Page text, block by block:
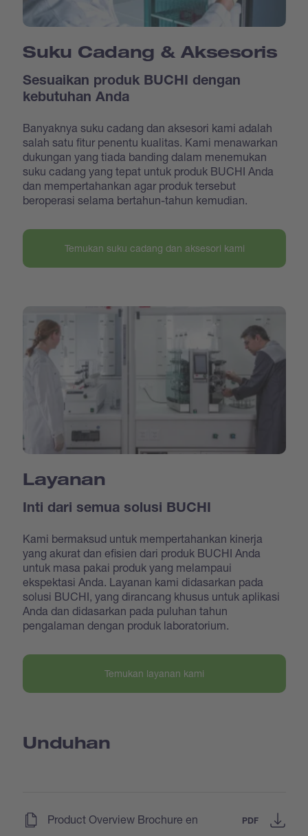
Suku Cadang & Aksesoris
Sesuaikan produk BUCHI dengan
kebutuhan Anda
Banyaknya suku cadang dan aksesori kami adalah
salah satu fitur penentu kualitas. Kami menawarkan
dukungan yang tiada banding dalam menemukan
suku cadang yang tepat untuk produk BUCHI Anda
dan mempertahankan agar produk tersebut
beroperasi selama bertahun-tahun kemudian.
Temukan suku cadang dan aksesori kami
Layanan
Inti dari semua solusi BUCHI
Kami bermaksud untuk mempertahankan kinerja
yang akurat dan efisien dari produk BUCHI Anda
untuk masa pakai produk yang melampaui
ekspektasi Anda. Layanan kami didasarkan pada
solusi BUCHI, yang dirancang khusus untuk aplikasi
Anda dan didasarkan pada puluhan tahun
pengalaman dengan produk laboratorium.
Temukan layanan kami
Unduhan
Product Overview Brochure en PDF